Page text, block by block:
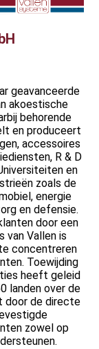
geavanceerde
akoestische
behorende
en produceert
accessoires
R & D
en
zoals de
energie
en defensie.
door een
van Vallen is
concentreren
Toewijding
heeft geleid
landen over de
door de directe
zowel op